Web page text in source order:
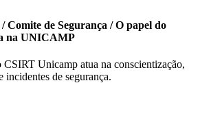
de Segurança / O papel do
na UNICAMP
CSIRT Unicamp atua na conscientização,
incidentes de segurança.